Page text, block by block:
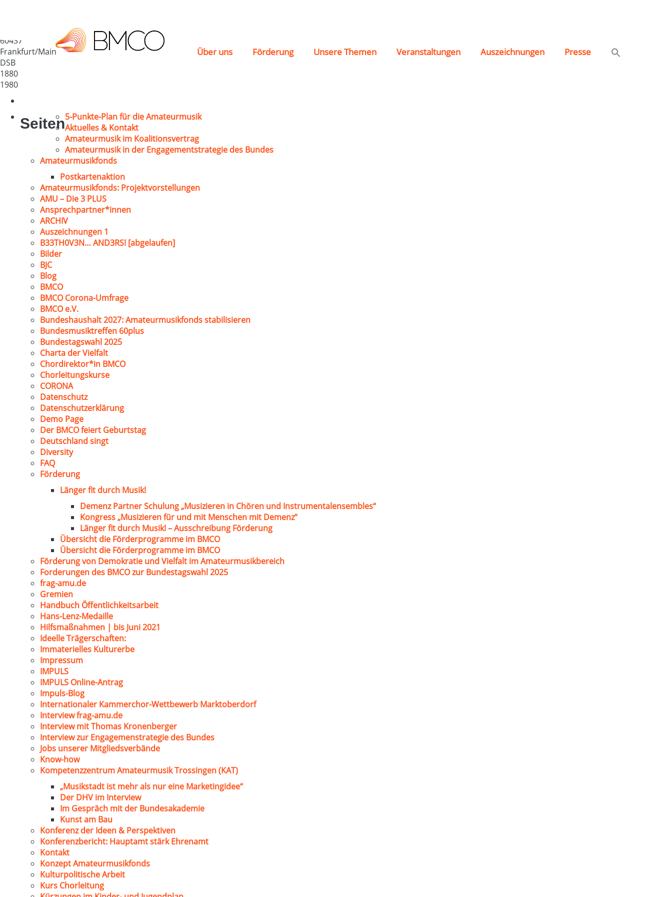
Über uns Förderung Unsere Themen Veranstaltungen Auszeichnungen Presse
60437
Frankfurt/Main
DSB
1880
1980
Seiten5-Punkte-Plan für die Amateurmusik
Aktuelles & Kontakt
Amateurmusik im Koalitionsvertrag
Amateurmusik in der Engagementstrategie des Bundes
Amateurmusikfonds
Postkartenaktion
Amateurmusikfonds: Projektvorstellungen
AMU – Die 3 PLUS
Ansprechpartner*innen
ARCHIV
Auszeichnungen 1
B33TH0V3N… AND3RS! [abgelaufen]
Bilder
BJC
Blog
BMCO
BMCO Corona-Umfrage
BMCO e.V.
Bundeshaushalt 2027: Amateurmusikfonds stabilisieren
Bundesmusiktreffen 60plus
Bundestagswahl 2025
Charta der Vielfalt
Chordirektor*in BMCO
Chorleitungskurse
CORONA
Datenschutz
Datenschutzerklärung
Demo Page
Der BMCO feiert Geburtstag
Deutschland singt
Diversity
FAQ
Förderung
Länger fit durch Musik!
Demenz Partner Schulung „Musizieren in Chören und Instrumentalensembles“
Kongress „Musizieren für und mit Menschen mit Demenz“
Länger fit durch Musik! – Ausschreibung Förderung
Übersicht die Förderprogramme im BMCO
Übersicht die Förderprogramme im BMCO
Förderung von Demokratie und Vielfalt im Amateurmusikbereich
Forderungen des BMCO zur Bundestagswahl 2025
frag-amu.de
Gremien
Handbuch Öffentlichkeitsarbeit
Hans-Lenz-Medaille
Hilfsmaßnahmen | bis Juni 2021
Ideelle Trägerschaften:
Immaterielles Kulturerbe
Impressum
IMPULS
IMPULS Online-Antrag
Impuls-Blog
Internationaler Kammerchor-Wettbewerb Marktoberdorf
Interview frag-amu.de
Interview mit Thomas Kronenberger
Interview zur Engagemenstrategie des Bundes
Jobs unserer Mitgliedsverbände
Know-how
Kompetenzzentrum Amateurmusik Trossingen (KAT)
„Musikstadt ist mehr als nur eine Marketingidee“
Der DHV im Interview
Im Gespräch mit der Bundesakademie
Kunst am Bau
Konferenz der Ideen & Perspektiven
Konferenzbericht: Hauptamt stärk Ehrenamt
Kontakt
Konzept Amateurmusikfonds
Kulturpolitische Arbeit
Kurs Chorleitung